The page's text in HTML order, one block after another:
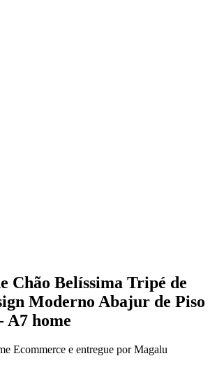
Chão Belíssima Tripé de
Moderno Abajur de Piso
A7 home
Ecommerce e entregue por Magalu